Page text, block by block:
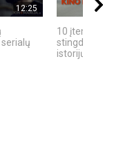
12:25
10 įtemptų,
stingdančių
istorijų